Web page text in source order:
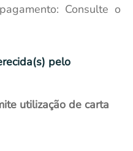
Consulte o
pelo
utilização de carta